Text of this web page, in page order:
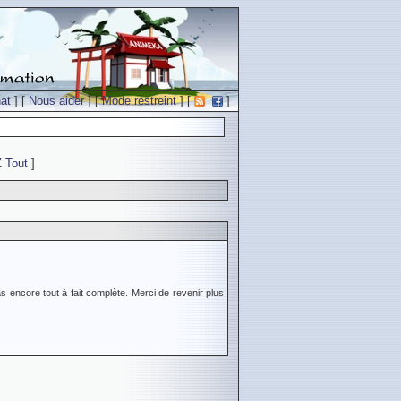
] [Nous aider] [Mode restreint] [ ]
Tout ]
encore tout à fait complète. Merci de revenir plus